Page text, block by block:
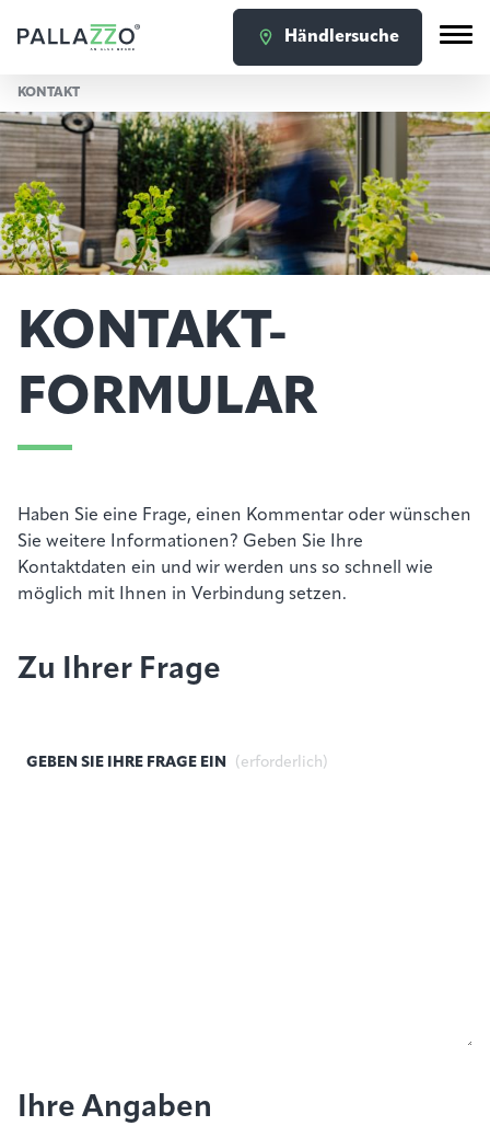
Händlersuche
KONTAKT
KONTAKT-
FORMULAR
Haben Sie eine Frage, einen Kommentar oder wünschen
Sie weitere Informationen? Geben Sie Ihre
Kontaktdaten ein und wir werden uns so schnell wie
möglich mit Ihnen in Verbindung setzen.
Zu Ihrer Frage
GEBEN SIE IHRE FRAGE EIN (erforderlich)
Ihre Angaben